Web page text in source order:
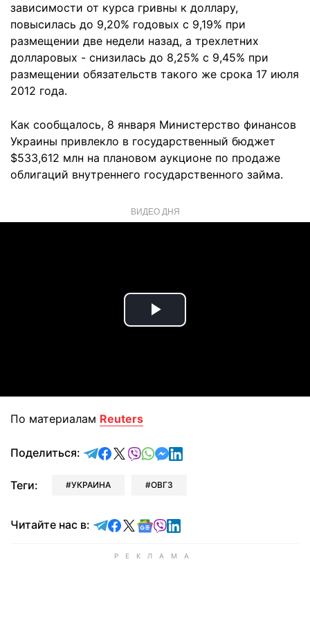
зависимости от курса гривны к доллару,
повысилась до 9,20% годовых с 9,19% при
размещении две недели назад, а трехлетних
долларовых - снизилась до 8,25% с 9,45% при
размещении обязательств такого же срока 17 июля
2012 года.
Как сообщалось, 8 января Министерство финансов
Украины привлекло в государственный бюджет
$533,612 млн на плановом аукционе по продаже
облигаций внутреннего государственного займа.
ВИДЕО ДНЯ
Play
По материалам Reuters
Поделиться: отправить в Telegram
поделиться в Facebook
поделиться в X
отправить в Viber
отправить в Whatsapp
отправить в Messenger
отправить в LinkedIn
Теги: УКРАИНА ОВГЗ
Читайте нас в: Читайте в Telegram
Читайте в Facebook
Читайте в X
Читайте в Google news
Читайте в Viber
Читайте в LinkedIn